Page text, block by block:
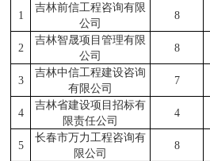
1
吉林前信工程咨询有限
公司
8
2
吉林智晟项目管理有限
公司
8
3
吉林中信工程建设咨询
有限公司
7
4
吉林省建设项目招标有
限责任公司
4
5
长春市万力工程咨询有
限公司
8